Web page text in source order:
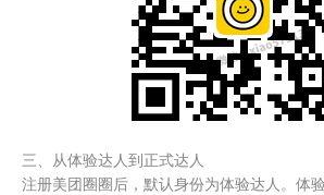
三、从体验达人到正式达人
注册美团圈圈后，默认身份为体验达人。体